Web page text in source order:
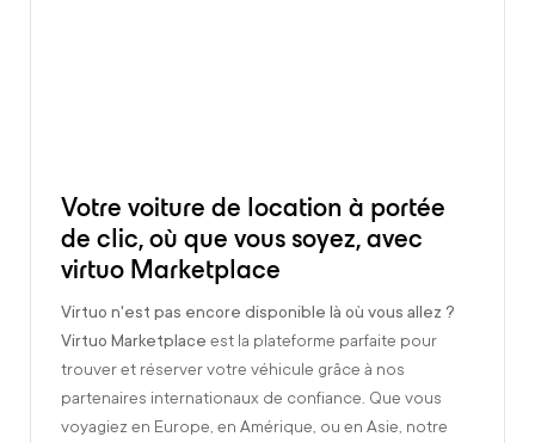
Votre voiture de location à portée
de clic, où que vous soyez, avec
virtuo Marketplace
Virtuo n'est pas encore disponible là où vous allez ?
Virtuo Marketplace est la plateforme parfaite pour
trouver et réserver votre véhicule grâce à nos
partenaires internationaux de confiance. Que vous
voyagiez en Europe, en Amérique, ou en Asie, notre